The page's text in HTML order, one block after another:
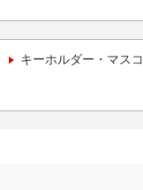
キーホルダー・マス